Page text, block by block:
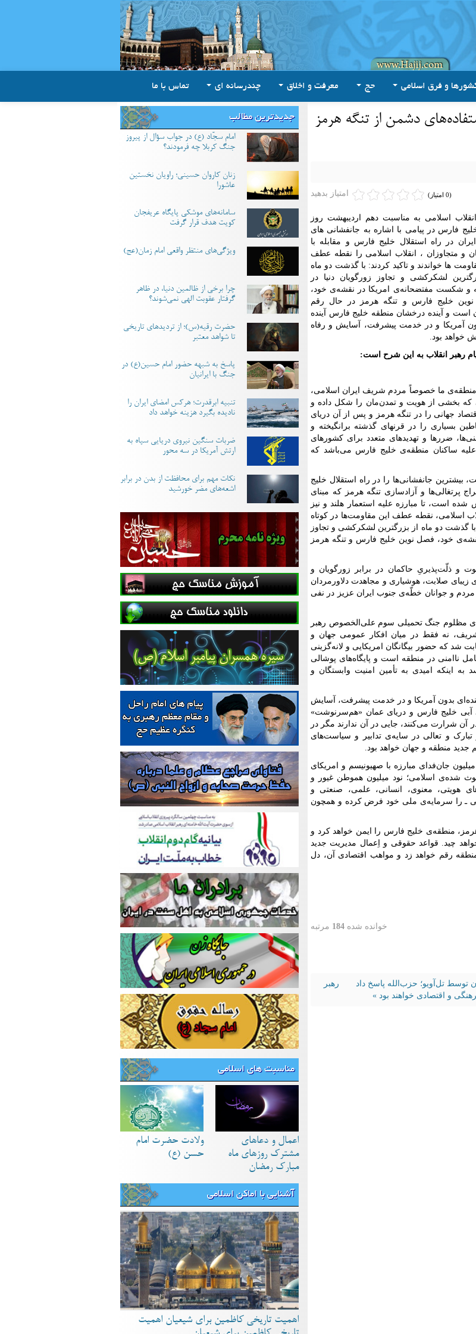
و فرق اسلامی حج معرفت و اخلاق چندرسانه ای تماس با ما
دشمن از تنگه هرمز
امتیاز بدهید (0 امتیاز)
اسلامی به مناسبت دهم اردیبهشت روز
فارس در پیامی با اشاره به جانفشانی های
در راه استقلال خلیج فارس و مقابله با
و متجاوزان ، انقلاب اسلامی را نقطه عطف
ها خواندند و تاکید کردند: با گذشت دو ماه
لشکرکشی و تجاوز زورگویان دنیا در
و شکست مفتضحانه‌ی امریکا در نقشه‌ی خود،
خلیج فارس و تنگه هرمز در حال رقم
است و آینده درخشان منطقه خلیج فارس آینده
آمریکا و در خدمت پیشرفت، آسایش و رفاه
خواهد بود.
رهبر انقلاب به این شرح است:
منطقه‌ی ما خصوصاً مردم شریف ایران اسلامی،
که بخشی از هویت و تمدن‌مان را شکل داده و
جهانی را در تنگه هرمز و پس از آن دریای
بسیاری را در قرنهای گذشته برانگیخته و
ضررها و تهدیدهای متعدد برای کشورهای
ساکنان منطقه‌ی خلیج فارس می‌باشد که
جانفشانی‌ها را در راه استقلال خلیج
پرتغالی‌ها و آزادسازی تنگه هرمز که مبنای
است، تا مبارزه علیه استعمار هلند و نیز
اسلامی، نقطه عطف این مقاومت‌ها در کوتاه
گذشت دو ماه از بزرگترین لشکرکشی و تجاوز
خود، فصل نوین خلیج فارس و تنگه هرمز
ذلّت‌پذیریِ حاکمان در برابر زورگویان و
صلابت، هوشیاری و مجاهدت دلاورمردان
و جوانان خطّه‌ی جنوب ایران عزیز در نفی
مظلوم جنگ تحمیلی سوم علی‌الخصوص رهبر
نه فقط در میان افکار عمومی جهان و
شد که حضور بیگانگان امریکایی و لانه‌گزینی
ناامنی در منطقه است و پایگاه‌های پوشالی
به اینکه امیدی به تأمین امنیت وابستگان و
بدون آمریکا و در خدمت پیشرفت، آسایش
آبی خلیج فارس و دریای عمان «هم‌سرنوشت»
آن شرارت می‌کنند، جایی در آن ندارند مگر در
و تعالی در سایه‌ی تدابیر و سیاست‌های
منطقه و جهان خواهد بود.
جان‌فدای مبارزه با صهیونیسم و امریکای
شده‌ی اسلامی؛ نود میلیون هموطن غیور و
هویتی، معنوی، انسانی، علمی، صنعتی و
ـ را سرمایه‌ی ‌ملی خود فرض کرده و همچون
منطقه‌ی خلیج فارس را ایمن خواهد کرد و
چید. قواعد حقوقی و اِعمال مدیریت جدید
رقم خواهد زد و مواهب اقتصادی آن، دل
خوانده شده 184 مرتبه
توسط تل‌آویو؛ حزب‌الله پاسخ داد
رهبر
و اقتصادی خواهند بود »
جدیدترین مطالب
امام سجّاد (ع) در جواب سؤال از پیروز
جنگ کربلا چه فرمودند؟
زنان کاروان حسینی؛ راویان نخستین
عاشورا
سامانه‌های موشکی پایگاه عریفجان
کویت هدف قرار گرفت
ویژگی‌های منتظر واقعی امام زمان(عج)
چرا برخی از ظالمین دنیا، در ظاهر
گرفتار عقوبت الهی نمی‌شوند؟
حضرت رقیه(س)؛ از تردیدهای تاریخی
تا شواهد معتبر
پاسخ به شبهه حضور امام حسین(ع) در
جنگ با ایرانیان
تنبیه ابرقدرت؛ هرکس امضای ایران را
نادیده بگیرد هزینه خواهد داد
ضربات سنگین نیروی دریایی سپاه به
ارتش آمریکا در سه محور
نکات مهم برای محافظت از بدن در برابر
اشعه‌های مضر خورشید
مناسبت های اسلامی
اعمال و دعاهای
مشترک روزهای ماه
مبارک رمضان
ولادت حضرت امام
حسن (ع)
آشنایی با اماکن اسلامی
اهمیت تاریخی کاظمین برای شیعیان اهمیت